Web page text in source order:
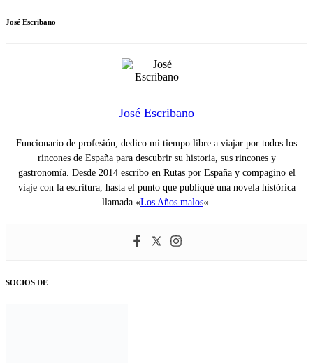
José Escribano
José Escribano
Funcionario de profesión, dedico mi tiempo libre a viajar por todos los
rincones de España para descubrir su historia, sus rincones y
gastronomía. Desde 2014 escribo en Rutas por España y compagino el
viaje con la escritura, hasta el punto que publiqué una novela histórica
llamada «Los Años malos«.
SOCIOS DE